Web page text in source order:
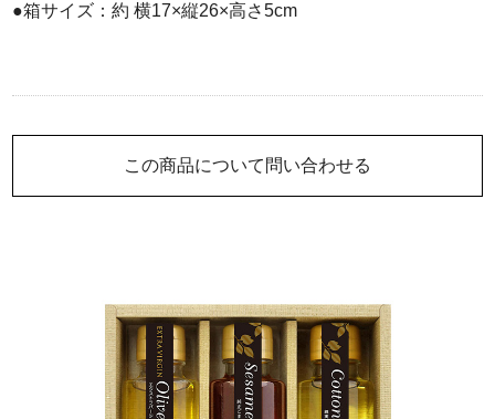
この商品について問い合わせる
●箱サイズ：約 横17×縦26×高さ5cm